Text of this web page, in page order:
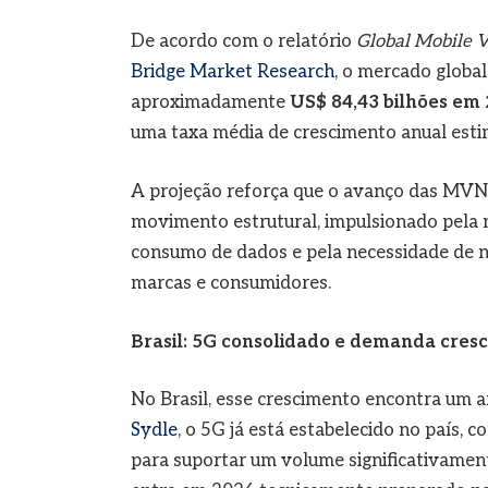
De acordo com o relatório Global Mobile
Bridge Market Research, o mercado
aproximadamente US$ 84,43 bilhões em
uma taxa média de crescimento anual
A projeção reforça que o avanço das
movimento estrutural, impulsionado pela
consumo de dados e pela necessidade
marcas e consumidores.
Brasil: 5G consolidado e demanda
No Brasil, esse crescimento encontra um
Sydle, o 5G já está estabelecido no país,
para suportar um volume